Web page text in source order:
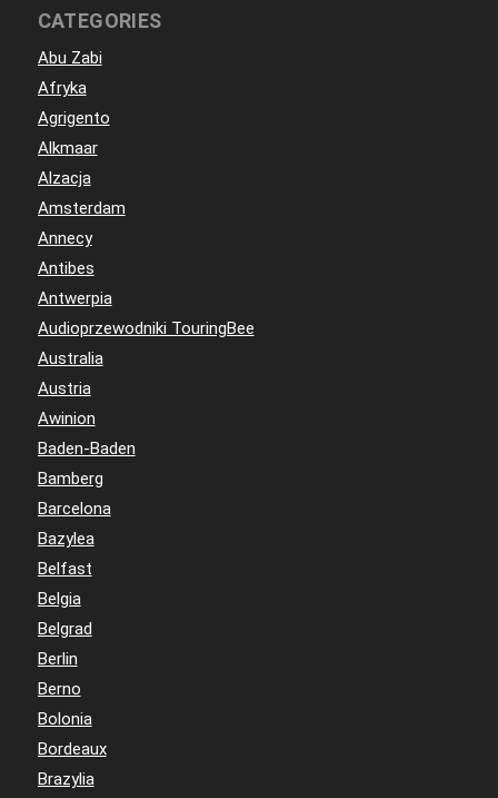
CATEGORIES
Abu Zabi
Afryka
Agrigento
Alkmaar
Alzacja
Amsterdam
Annecy
Antibes
Antwerpia
Audioprzewodniki TouringBee
Australia
Austria
Awinion
Baden-Baden
Bamberg
Barcelona
Bazylea
Belfast
Belgia
Belgrad
Berlin
Berno
Bolonia
Bordeaux
Brazylia